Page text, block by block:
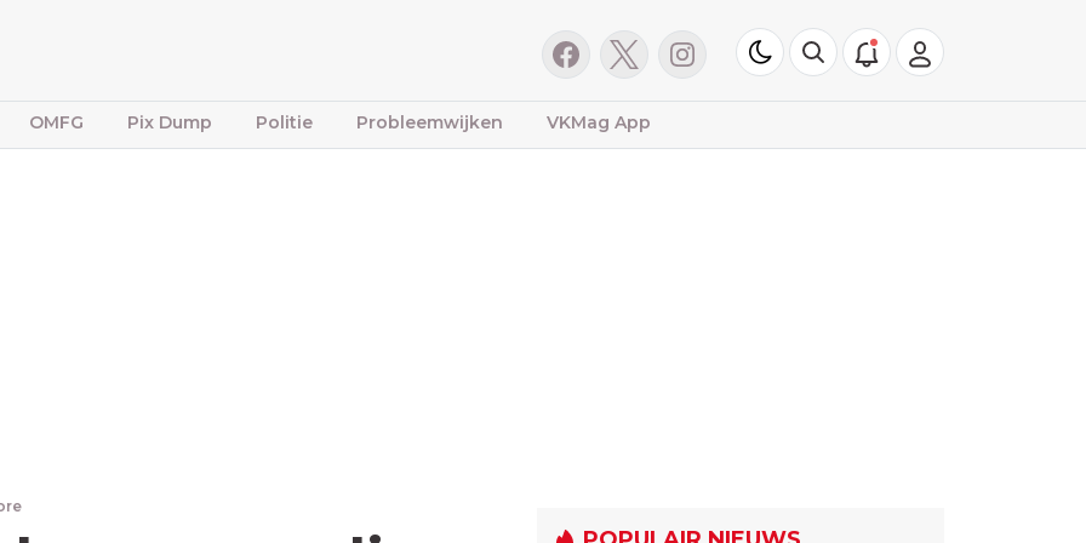
OMFG Pix Dump Politie Probleemwijken VKMag App